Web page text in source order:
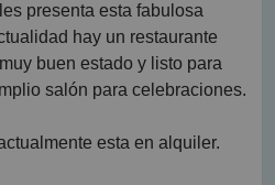
hay un restaurante
buen estado y listo para
salón para celebraciones.
esta en alquiler.